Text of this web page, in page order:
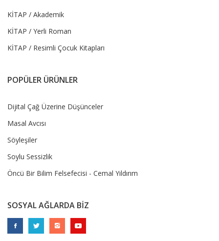
KİTAP / Akademik
KİTAP / Yerli Roman
KİTAP / Resimli Çocuk Kitapları
POPÜLER ÜRÜNLER
Dijital Çağ Üzerine Düşünceler
Masal Avcısı
Söyleşiler
Soylu Sessizlik
Öncü Bir Bilim Felsefecisi - Cemal Yıldırım
SOSYAL AĞLARDA BİZ